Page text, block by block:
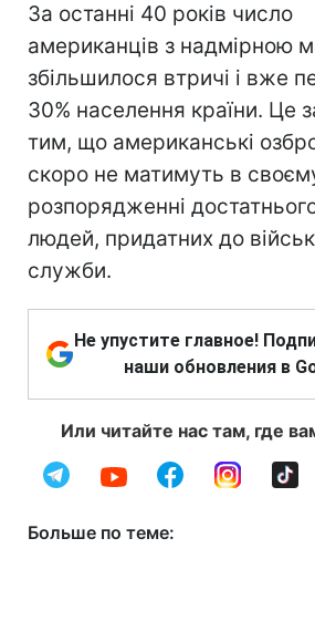
За останні 40 років число
американців з надмірною
збільшилося втричі і вже
30% населення країни. Це
тим, що американські
скоро не матимуть в
розпорядженні
людей, придатних до
служби.
Не упустите главное!
наши обновления в
Или читайте нас там, где
Больше по теме: